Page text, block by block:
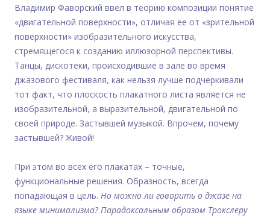
Владимир Фаворский ввел в теорию композиции понятие
«двигательной поверхности», отличая ее от «зрительной
поверхности» изобразительного искусства,
стремящегося к созданию иллюзорной перспективы.
Танцы, дискотеки, происходившие в зале во время
джазового фестиваля, как нельзя лучше подчеркивали
тот факт, что плоскость плакатного листа является не
изобразительной, а выразительной, двигательной по
своей природе. Застывшей музыкой. Впрочем, почему
застывшей? Живой!
При этом во всех его плакатах – точные,
функциональные решения. Образность, всегда
попадающая в цель. Но можно ли говорить о джазе на
языке минимализма? Парадоксальным образом Трокслеру